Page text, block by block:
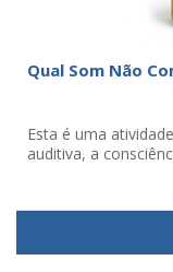
Qual Som Não
Esta é uma
auditiva, a